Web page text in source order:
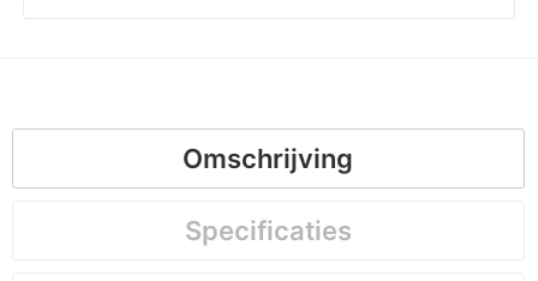
Omschrijving
Specificaties